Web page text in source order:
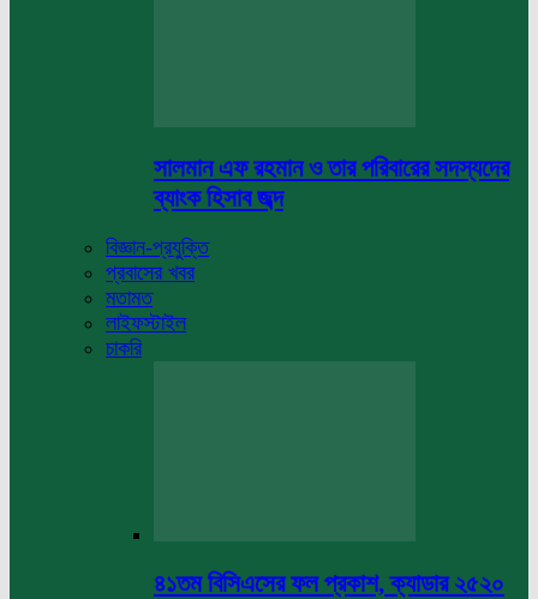
সালমান এফ রহমান ও তার পরিবারের সদস্যদের
ব্যাংক হিসাব জব্দ
বিজ্ঞান-প্রযুক্তি
প্রবাসের খবর
মতামত
লাইফস্টাইল
চাকরি
৪১তম বিসিএসের ফল প্রকাশ, ক্যাডার ২৫২০